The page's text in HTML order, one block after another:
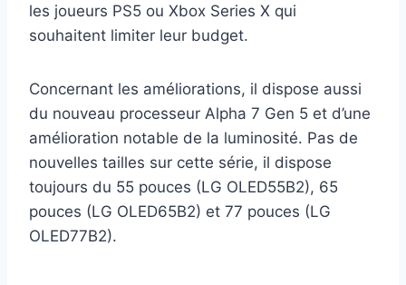
les joueurs PS5 ou Xbox Series X qui
souhaitent limiter leur budget.
Concernant les améliorations, il dispose aussi
du nouveau processeur Alpha 7 Gen 5 et d’une
amélioration notable de la luminosité. Pas de
nouvelles tailles sur cette série, il dispose
toujours du 55 pouces (LG OLED55B2), 65
pouces (LG OLED65B2) et 77 pouces (LG
OLED77B2).